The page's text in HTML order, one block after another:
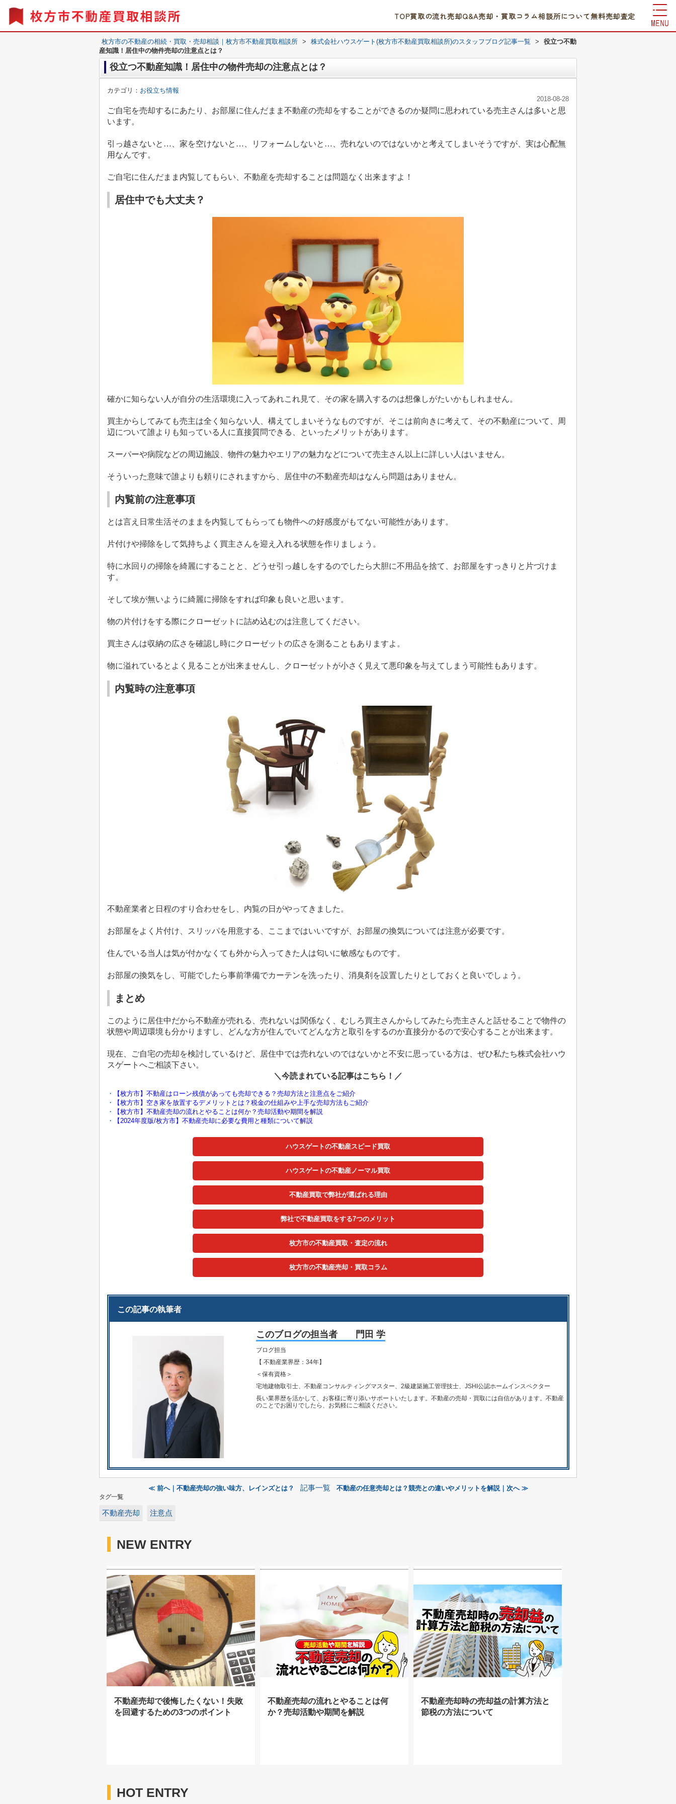
TOP買取の流れ売却Q&A売却・買取コラム相談所について 無料売却査定
枚方市の不動産の相続・買取・売却相談｜枚方市不動産買取相談所 > 株式会社ハウスゲート(枚方市不動産買取相談所)のスタッフブログ記事一覧 >
役立つ不動
産知識！居住中の物件売却の注意点とは？
役立つ不動産知識！居住中の物件売却の注意点とは？
カテゴリ： お役立ち情報
2018-08-28
ご自宅を売却するにあたり、お部屋に住んだまま不動産の売却をすることができるのか疑問に思われている売主さんは多いと思
います。
引っ越さないと…、家を空けないと…、リフォームしないと…、売れないのではないかと考えてしまいそうですが、実は心配無
用なんです。
ご自宅に住んだまま内覧してもらい、不動産を売却することは問題なく出来ますよ！
居住中でも大丈夫？
確かに知らない人が自分の生活環境に入ってあれこれ見て、その家を購入するのは想像しがたいかもしれません。
買主からしてみても売主は全く知らない人、構えてしまいそうなものですが、そこは前向きに考えて、その不動産について、周
辺について誰よりも知っている人に直接質問できる、といったメリットがあります。
スーパーや病院などの周辺施設、物件の魅力やエリアの魅力などについて売主さん以上に詳しい人はいません。
そういった意味で誰よりも頼りにされますから、居住中の不動産売却はなんら問題はありません。
内覧前の注意事項
とは言え日常生活そのままを内覧してもらっても物件への好感度がもてない可能性があります。
片付けや掃除をして気持ちよく買主さんを迎え入れる状態を作りましょう。
特に水回りの掃除を綺麗にすることと、どうせ引っ越しをするのでしたら大胆に不用品を捨て、お部屋をすっきりと片づけま
す。
そして埃が無いように綺麗に掃除をすれば印象も良いと思います。
物の片付けをする際にクローゼットに詰め込むのは注意してください。
買主さんは収納の広さを確認し時にクローゼットの広さを測ることもありますよ。
物に溢れているとよく見ることが出来ませんし、クローゼットが小さく見えて悪印象を与えてしまう可能性もあります。
内覧時の注意事項
不動産業者と日程のすり合わせをし、内覧の日がやってきました。
お部屋をよく片付け、スリッパを用意する、ここまではいいですが、お部屋の換気については注意が必要です。
住んでいる当人は気が付かなくても外から入ってきた人は匂いに敏感なものです。
お部屋の換気をし、可能でしたら事前準備でカーテンを洗ったり、消臭剤を設置したりとしておくと良いでしょう。
まとめ
このように居住中だから不動産が売れる、売れないは関係なく、むしろ買主さんからしてみたら売主さんと話せることで物件の
状態や周辺環境も分かりますし、どんな方が住んでいてどんな方と取引をするのか直接分かるので安心することが出来ます。
現在、ご自宅の売却を検討しているけど、居住中では売れないのではないかと不安に思っている方は、ぜひ私たち株式会社ハウ
スゲートへご相談下さい。
＼今読まれている記事はこちら！／
・
【枚方市】不動産はローン残債があっても売却できる？売却方法と注意点をご紹介
・
【枚方市】空き家を放置するデメリットとは？税金の仕組みや上手な売却方法もご紹介
・
【枚方市】不動産売却の流れとやることは何か？売却活動や期間を解説
・
【2024年度版/枚方市】不動産売却に必要な費用と種類について解説
ハウスゲートの不動産スピード買取
ハウスゲートの不動産ノーマル買取
不動産買取で弊社が選ばれる理由
弊社で不動産買取をする7つのメリット
枚方市の不動産買取・査定の流れ
枚方市の不動産売却・買取コラム
この記事の執筆者
このブログの担当者 門田 学
ブログ担当
【 不動産業界歴：34年】
＜保有資格＞
宅地建物取引士、不動産コンサルティングマスター、2級建築施工管理技士、JSHI公認ホームインスペクター
長い業界歴を活かして、お客様に寄り添いサポートいたします。不動産の売却・買取には自信があります。不動産
のことでお困りでしたら、お気軽にご相談ください。
≪ 前へ｜不動産売却の強い味方、レインズとは？ 記事一覧 不動産の任意売却とは？競売との違いやメリットを解説｜次へ ≫
タグ一覧
不動産売却 注意点
NEW ENTRY
不動産売却で後悔したくない！失敗
を回避するための3つのポイント
不動産売却の流れとやることは何
か？売却活動や期間を解説
不動産売却時の売却益の計算方法と
節税の方法について
HOT ENTRY